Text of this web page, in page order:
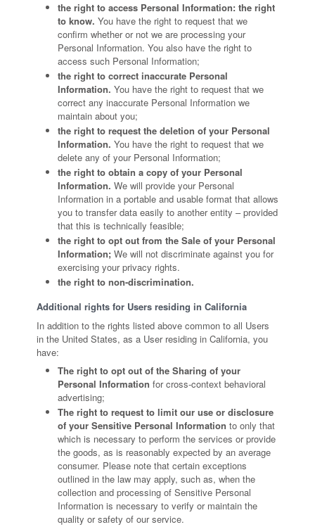
the right to access Personal Information: the right
to know. You have the right to request that we
confirm whether or not we are processing your
Personal Information. You also have the right to
access such Personal Information;
the right to correct inaccurate Personal
Information. You have the right to request that we
correct any inaccurate Personal Information we
maintain about you;
the right to request the deletion of your Personal
Information. You have the right to request that we
delete any of your Personal Information;
the right to obtain a copy of your Personal
Information. We will provide your Personal
Information in a portable and usable format that allows
you to transfer data easily to another entity – provided
that this is technically feasible;
the right to opt out from the Sale of your Personal
Information; We will not discriminate against you for
exercising your privacy rights.
the right to non-discrimination.
Additional rights for Users residing in California
In addition to the rights listed above common to all Users
in the United States, as a User residing in California, you
have:
The right to opt out of the Sharing of your
Personal Information for cross-context behavioral
advertising;
The right to request to limit our use or disclosure
of your Sensitive Personal Information to only that
which is necessary to perform the services or provide
the goods, as is reasonably expected by an average
consumer. Please note that certain exceptions
outlined in the law may apply, such as, when the
collection and processing of Sensitive Personal
Information is necessary to verify or maintain the
quality or safety of our service.